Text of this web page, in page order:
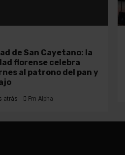
de San Cayetano: la
florense celebra
al patrono del pan y
atrás Fm Alpha